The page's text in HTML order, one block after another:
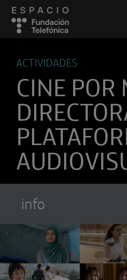
ACTIVIDADES
CINE POR
info